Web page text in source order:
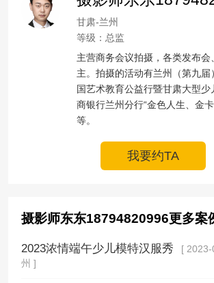
甘肃-兰州
等级：总监
主营商务会议拍摄，各类发布会
主。拍摄的活动有兰州（第九届
国艺术教育公益行暨甘肃大型少
商银行兰州分行“金色人生、金
等。
我要约TA
摄影师东东18794820996更多案
2023浓情端午少儿模特汉服秀
[
州 ]